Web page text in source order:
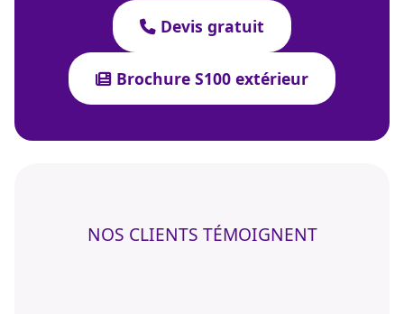
Devis gratuit
Brochure S100 extérieur
NOS CLIENTS TÉMOIGNENT